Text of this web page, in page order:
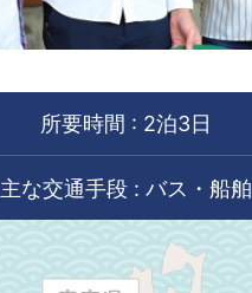
所要時間 : 2泊3日
主な交通手段 : バス・船舶